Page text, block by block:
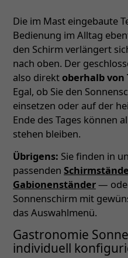
Die im Mast eingebaute
Bedienung im Alltag
den Schirm verlängert
nach oben. Der
also direktoberhalb von
Egal, ob Sie den
einsetzen oder auf der
Ende des Tages können
stehen bleiben.
Übrigens: Sie finden in
passenden
Gabionenständer—
Sonnenschirm mit
das Auswahlmenü.
Gastronomie
individuell